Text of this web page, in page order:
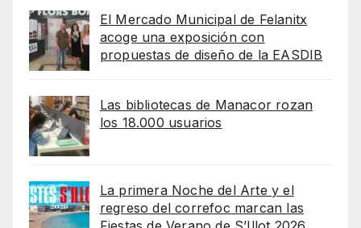
El Mercado Municipal de Felanitx
acoge una exposición con
propuestas de diseño de la EASDIB
Las bibliotecas de Manacor rozan
los 18.000 usuarios
La primera Noche del Arte y el
regreso del correfoc marcan las